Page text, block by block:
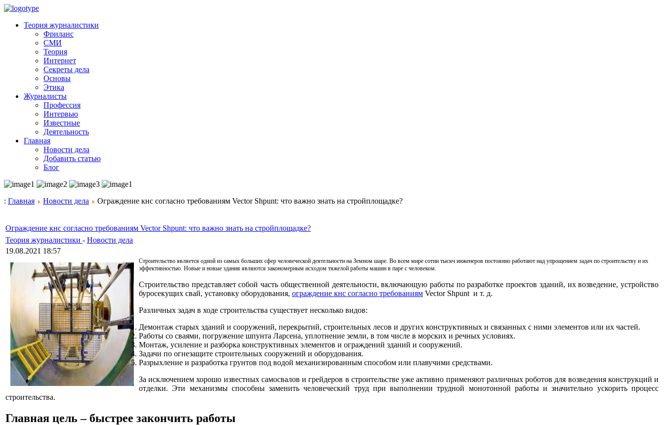
Теория журналистики
Фриланс
СМИ
Теория
Интернет
Секреты дела
Основы
Этика
Журналисты
Профессия
Интервью
Известные
Деятельность
Главная
Новости дела
Добавить статью
Блог
: Главная Новости дела Ограждение кнс согласно требованиям Vector Shpunt: что важно знать на стройплощадке?
Ограждение кнс согласно требованиям Vector Shpunt: что важно знать на стройплощадке?
Теория журналистики - Новости дела
19.08.2021 18:57
Строительство является одной из самых больших сфер человеческой деятельности на Земном шаре. Во всем мире сотни тысяч инженеров постоянно работают над упрощением задач по строительству и их
эффективностью. Новые и новые здания являются закономерным исходом тяжелой работы машин в паре с человеком.
Строительство представляет собой часть общественной деятельности, включающую работы по разработке проектов зданий, их возведение, устройство
буросекущих свай, установку оборудования, ограждение кнс согласно требованиям Vector Shpunt и т. д.
Различных задач в ходе строительства существует несколько видов:
Демонтаж старых зданий и сооружений, перекрытий, строительных лесов и других конструктивных и связанных с ними элементов или их частей.
Работы со сваями, погружение шпунта Ларсена, уплотнение земли, в том числе в морских и речных условиях.
Монтаж, усиление и разборка конструктивных элементов и ограждений зданий и сооружений.
Задачи по огнезащите строительных сооружений и оборудования.
Разрыхление и разработка грунтов под водой механизированным способом или плавучими средствами.
За исключением хорошо известных самосвалов и грейдеров в строительстве уже активно применяют различных роботов для возведения конструкций и
отделки. Эти механизмы способны заменить человеческий труд при выполнении трудной монотонной работы и значительно ускорить процесс
строительства.
Главная цель – быстрее закончить работы